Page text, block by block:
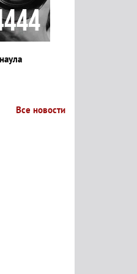
Все новости